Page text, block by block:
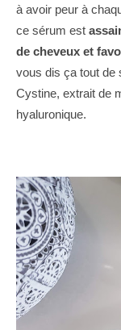
à avoir peur à
ce sérum est
de cheveux et
vous dis ça tout de
Cystine, extrait de
hyaluronique.